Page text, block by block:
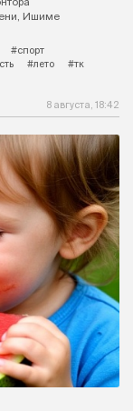
Ишиме
#спорт
#лето #тк
8 августа, 18:42